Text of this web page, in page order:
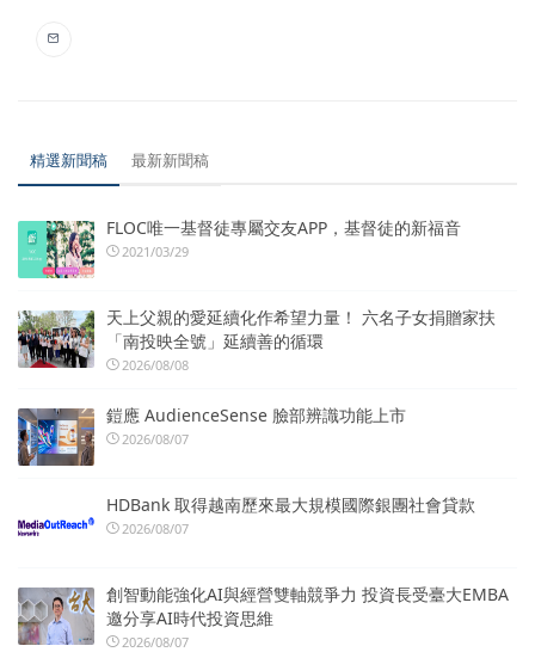
精選新聞稿 最新新聞稿
FLOC唯一基督徒專屬交友APP，基督徒的新福音
2021/03/29
天上父親的愛延續化作希望力量！ 六名子女捐贈家扶
「南投映全號」延續善的循環
2026/08/08
鎧應 AudienceSense 臉部辨識功能上市
2026/08/07
HDBank 取得越南歷來最大規模國際銀團社會貸款
2026/08/07
創智動能強化AI與經營雙軸競爭力 投資長受臺大EMBA
邀分享AI時代投資思維
2026/08/07